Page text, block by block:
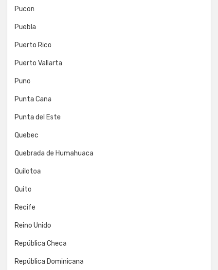
Pucon
Puebla
Puerto Rico
Puerto Vallarta
Puno
Punta Cana
Punta del Este
Quebec
Quebrada de Humahuaca
Quilotoa
Quito
Recife
Reino Unido
República Checa
República Dominicana